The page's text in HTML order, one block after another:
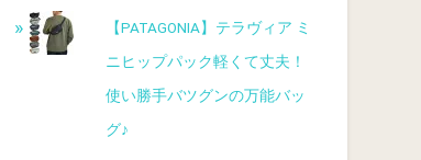
【PATAGONIA】テラヴィア ミ
ニヒップパック軽くて丈夫！
使い勝手バツグンの万能バッ
グ♪